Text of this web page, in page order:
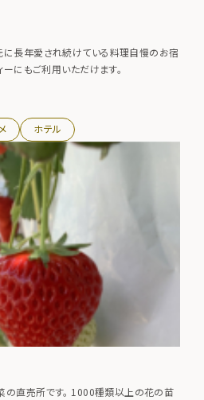
長年愛され続けている料理自慢のお宿
ーにもご利用いただけます。
ホテル
の直売所です。 1000種類以上の花の苗